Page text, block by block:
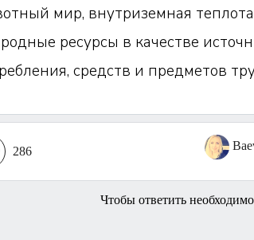
мир, внутриземная
ресурсы в качестве
средств и предметов
286
Чтобы ответить необходимо